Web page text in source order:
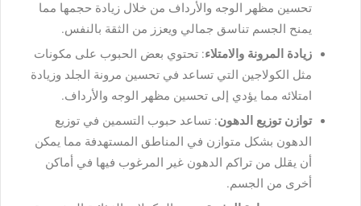
تحسين مظهر الوجه والأرداف من خلال زيادة حجمها مما
يمنح الجسم تناسق جمالي ويعزز من الثقة بالنفس.
زيادة المرونة والامتلاء: تحتوي بعض الحبوب على مكونات
مثل الكولاجين التي تساعد في تحسين مرونة الجلد وزيادة
امتلائه مما يؤدي إلى تحسين مظهر الوجه والأرداف.
توازن توزيع الدهون: تساعد حبوب التسمين في توزيع
الدهون بشكل متوازن في المناطق المستهدفة مما يمكن
أن يقلل من تراكم الدهون غير المرغوب فيها في أماكن
أخرى من الجسم.